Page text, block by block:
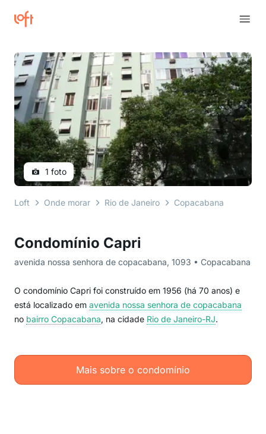
Condomínio Capri
avenida nossa senhora de copacabana, 1093 • Copacabana
O condomínio Capri foi construído em 1956 (há 70 anos) e
está localizado em avenida nossa senhora de copacabana
no bairro Copacabana, na cidade Rio de Janeiro-RJ.
Mais sobre o condomínio
1 foto
Loft Onde morar Rio de Janeiro Copacabana